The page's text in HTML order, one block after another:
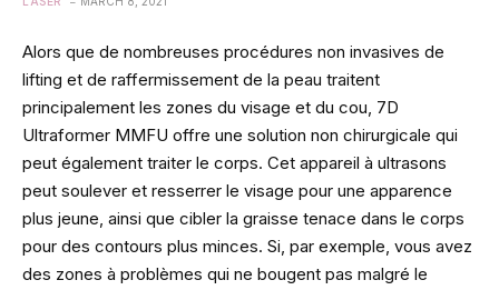
Alors que de nombreuses procédures non invasives de
lifting et de raffermissement de la peau traitent
principalement les zones du visage et du cou, 7D
Ultraformer MMFU offre une solution non chirurgicale qui
peut également traiter le corps. Cet appareil à ultrasons
peut soulever et resserrer le visage pour une apparence
plus jeune, ainsi que cibler la graisse tenace dans le corps
pour des contours plus minces. Si, par exemple, vous avez
des zones à problèmes qui ne bougent pas malgré le